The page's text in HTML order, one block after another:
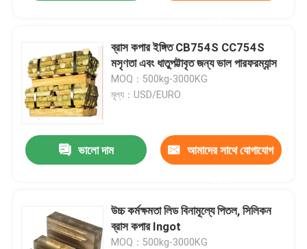
ব্রাস কপার ইঙ্গিত CB754S CC754S
মসৃণতা এবং ধাতুপট্টাবৃত জন্য ভাল পারফরম্যান্স
MOQ：500kg-3000KG
মূল্য：USD/EURO
ভালো দাম আমাদের সাথে যোগাযোগ
উচ্চ কর্মক্ষমতা লিড বিনামূল্যে পিতল, সিলিকন
ব্রাস কপার Ingot
MOQ：500kg-3000KG